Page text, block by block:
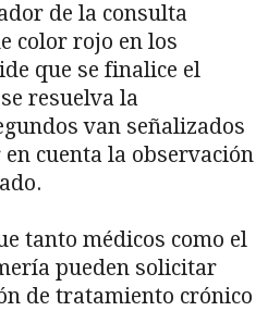
de la consulta
color rojo en los
que se finalice el
resuelva la
van señalizados
cuenta la observación
tanto médicos como el
pueden solicitar
de tratamiento crónico